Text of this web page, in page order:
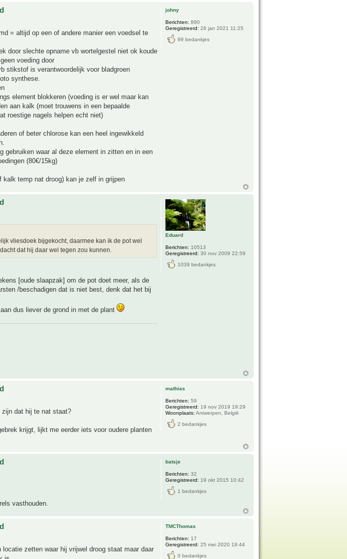
= altijd op een of andere manier een voedsel te
door slechte opname vb wortelgestel niet ok koude
voeding door
stikstof is verantwoordelijk voor bladgroen
synthese.
element blokkeren (voeding is er wel maar kan
aan kalk (moet trouwens in een bepaalde
roestige nagels helpen echt niet)
of beter chlorose kan een heel ingewikkeld
gebruiken waar al deze element in zitten en in een
(80€/15kg)
kalk temp nat droog) kan je zelf in grijpen
johny
Berichten: 890
Geregistreerd: 26 jan 2021 11:25
99 bedankjes
vliesdoek bijgekocht, daarmee kan ik de pot wel
dat hij daar wel tegen zou kunnen.
[oude slaapzak] om de pot doet meer, als de
/beschadigen dat is niet best, denk dat het bij
dus liever de grond in met de plant
Eduard
Berichten: 10513
Geregistreerd: 30 nov 2009 22:59
1039 bedankjes
zijn dat hij te nat staat?
krijgt, lijkt me eerder iets voor oudere planten
mathias
Berichten: 59
Geregistreerd: 19 nov 2019 19:29
Woonplaats: Antwerpen, België
2 bedankjes
vasthouden.
batsje
Berichten: 32
Geregistreerd: 19 okt 2015 10:42
1 bedankjes
zetten waar hij vrijwel droog staat maar daar
TMCThomas
Berichten: 17
Geregistreerd: 25 mei 2020 19:44
0 bedankjes